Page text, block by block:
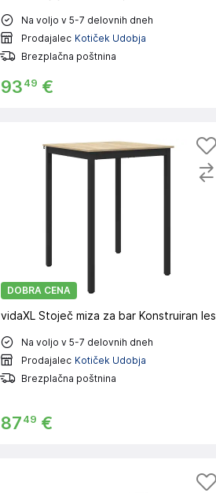
Na voljo v 5-7 delovnih dneh
Prodajalec Kotiček Udobja
Brezplačna poštnina
9349 €
DOBRA CENA
vidaXL Stoječ miza za bar Konstruiran les
Na voljo v 5-7 delovnih dneh
Prodajalec Kotiček Udobja
Brezplačna poštnina
8749 €